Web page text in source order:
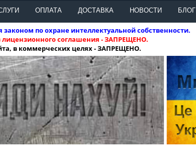
ОПЛАТА ДОСТАВКА НОВОСТИ БЛОГ
по охране интеллектуальной собственности.
лицензионного соглашения - ЗАПРЕЩЕНО.
в коммерческих целях - ЗАПРЕЩЕНО.